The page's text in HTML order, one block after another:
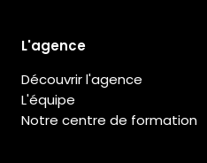
L'agence
Découvrir l'agence
L'équipe
Notre centre de formation